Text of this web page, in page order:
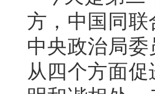
方，中国同
中央政治局
从四个方面